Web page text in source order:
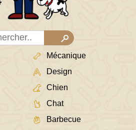
Mécanique
Design
Chien
Chat
Barbecue